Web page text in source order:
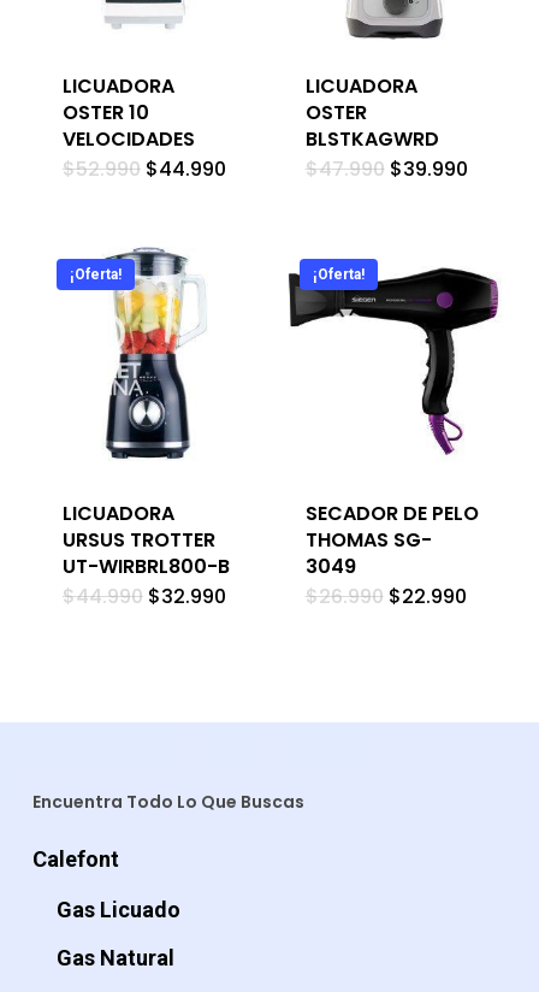
LICUADORA
OSTER 10
VELOCIDADES
$52.990 El
$52.990.
$44.990El
LICUADORA
OSTER
BLSTKAGWRD
$47.990 El
$39.990El
¡Oferta!
LICUADORA
URSUS TROTTER
UT-WIRBRL800-B
$44.990 El
$32.990El
¡Oferta!
SECADOR DE PELO
THOMAS SG-
3049
$26.990 El
$22.990El
Encuentra Todo Lo Que Buscas
Calefont
Gas Licuado
Gas Natural